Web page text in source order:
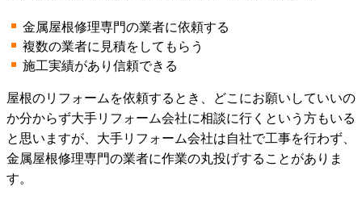
金属屋根修理専門の業者に依頼する
複数の業者に見積をしてもらう
施工実績があり信頼できる
屋根のリフォームを依頼するとき、どこにお願いしていいの
か分からず大手リフォーム会社に相談に行くという方もいる
と思いますが、大手リフォーム会社は自社で工事を行わず、
金属屋根修理専門の業者に作業の丸投げすることがありま
す。